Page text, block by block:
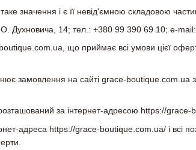
значення і є її невід'ємною складовою
14; тел.: +380 99 390 69 10; e-mail:
що приймає всі умови цієї
замовлення на сайті grace-boutique.com.ua
за інтернет-адресою https://grace-
адреса https://grace-boutique.com.ua/ і всі